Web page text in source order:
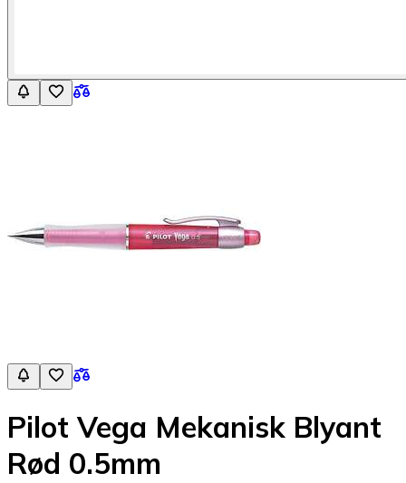
Pilot Vega Mekanisk Blyant
Rød 0.5mm